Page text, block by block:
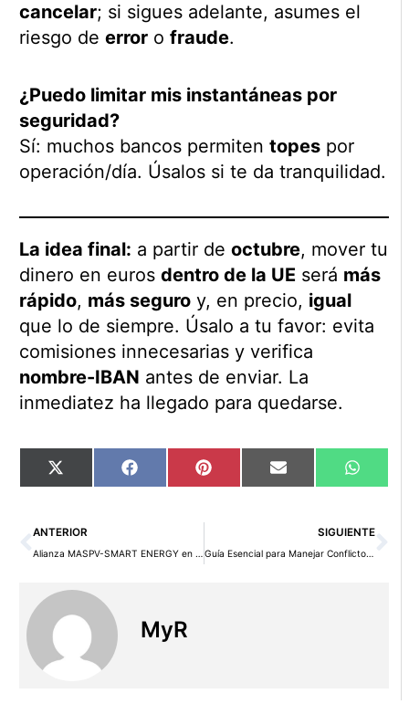
cancelar; si sigues adelante, asumes el
riesgo de erroro fraude.
¿Puedo limitar mis instantáneas por
seguridad?
Sí: muchos bancos permiten topespor
operación/día. Úsalos si te da tranquilidad.
La idea final: a partir de octubre, mover tu
dinero en euros dentro de la UE será más
rápido, más seguroy, en precio, igual
que lo de siempre. Úsalo a tu favor: evita
comisiones innecesarias y verifica
nombre-IBAN antes de enviar. La
inmediatez ha llegado para quedarse.
Compartir
en
X
(Twitter)
Compartir
en
Facebook Compartir
en
Pinterest Compartir
en
Email
en
Ant
ANTERIOR
Alianza MASPV-SMART ENERGY en China: Digitalización Energética a través de IA, Blockchain y la Creación de un Marketplace
SIGUIENTE
Guía Esencial para Manejar Conflictos Familiares en la Empresa: 4+1 Claves por CEDEC
MyR